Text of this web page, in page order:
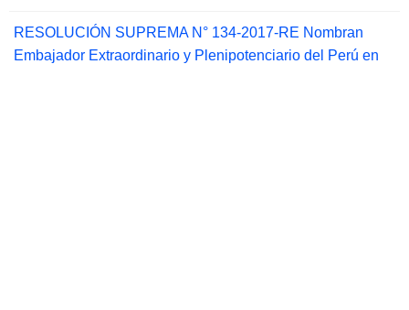
RESOLUCIÓN SUPREMA N° 134-2017-RE Nombran
Embajador Extraordinario y Plenipotenciario del Perú en